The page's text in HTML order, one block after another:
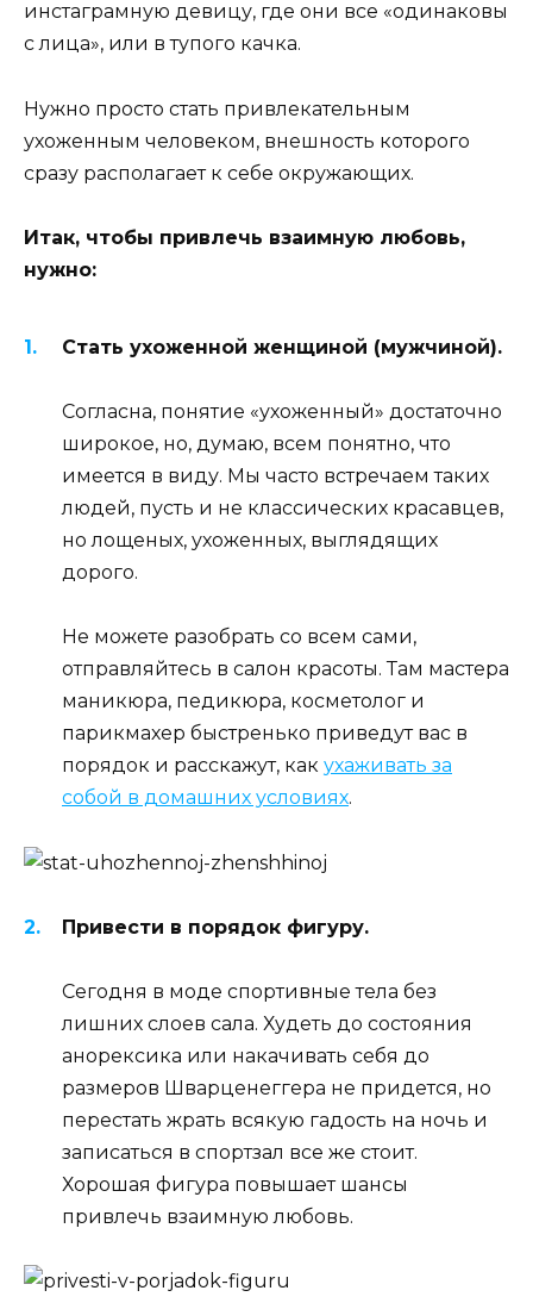
инстаграмную девицу, где они все «одинаковы
с лица», или в тупого качка.
Нужно просто стать привлекательным
ухоженным человеком, внешность которого
сразу располагает к себе окружающих.
Итак, чтобы привлечь взаимную любовь,
нужно:
Стать ухоженной женщиной (мужчиной).
Согласна, понятие «ухоженный» достаточно
широкое, но, думаю, всем понятно, что
имеется в виду. Мы часто встречаем таких
людей, пусть и не классических красавцев,
но лощеных, ухоженных, выглядящих
дорого.
Не можете разобрать со всем сами,
отправляйтесь в салон красоты. Там мастера
маникюра, педикюра, косметолог и
парикмахер быстренько приведут вас в
порядок и расскажут, как ухаживать за
собой в домашних условиях.
Привести в порядок фигуру.
Сегодня в моде спортивные тела без
лишних слоев сала. Худеть до состояния
анорексика или накачивать себя до
размеров Шварценеггера не придется, но
перестать жрать всякую гадость на ночь и
записаться в спортзал все же стоит.
Хорошая фигура повышает шансы
привлечь взаимную любовь.